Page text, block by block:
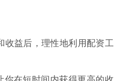
收益后，理性地利用配资工